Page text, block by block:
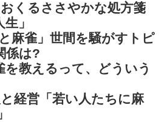
くるささやかな処方箋
」
麻雀」世間を騒がすトピ
係は?
を教えるって、どういう
経営「若い人たちに麻